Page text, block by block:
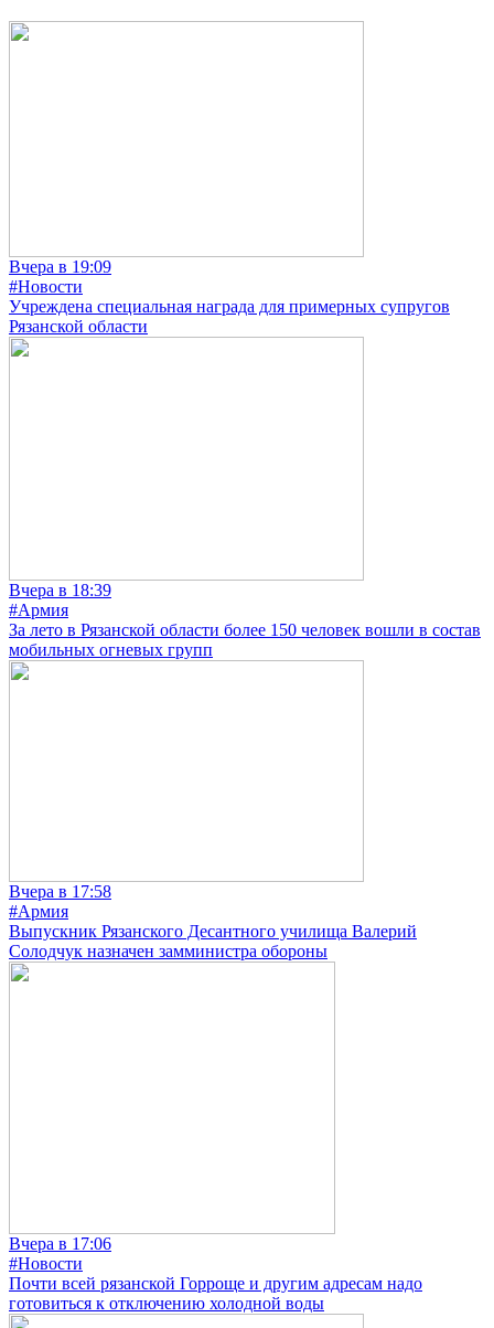
Вчера в 19:09
#Новости
Учреждена специальная награда для примерных супругов
Рязанской области
Вчера в 18:39
#Армия
За лето в Рязанской области более 150 человек вошли в состав
мобильных огневых групп
Вчера в 17:58
#Армия
Выпускник Рязанского Десантного училища Валерий
Солодчук назначен замминистра обороны
Вчера в 17:06
#Новости
Почти всей рязанской Горроще и другим адресам надо
готовиться к отключению холодной воды